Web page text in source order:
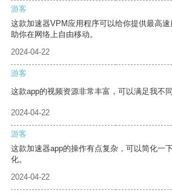
游客
这款加速器VPM应用程序可以给你提供最高
助你在网络上自由移动。
2024-04-22
游客
这款app的视频资源非常丰富，可以满足我不
2024-04-22
游客
这款加速器app的操作有点复杂，可以简化一
化。
2024-04-22